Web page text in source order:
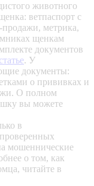
животного
ветпаспорт с
метрика,
щенкам
документов
. У
документы:
о прививках и
О полном
вы можете
в
мошеннические
о том, как
читайте в